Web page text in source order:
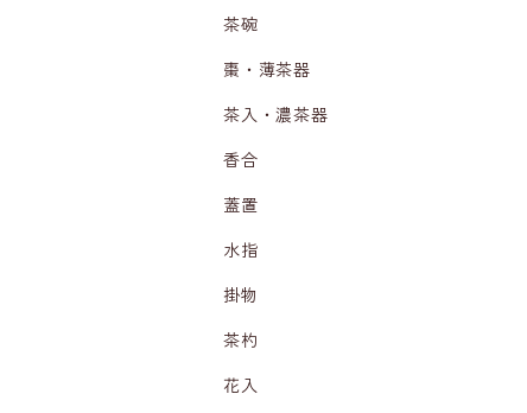
茶碗
棗・薄茶器
茶入・濃茶器
香合
蓋置
水指
掛物
茶杓
花入